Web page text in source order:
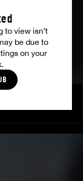
to view isn’t
be due to
on your